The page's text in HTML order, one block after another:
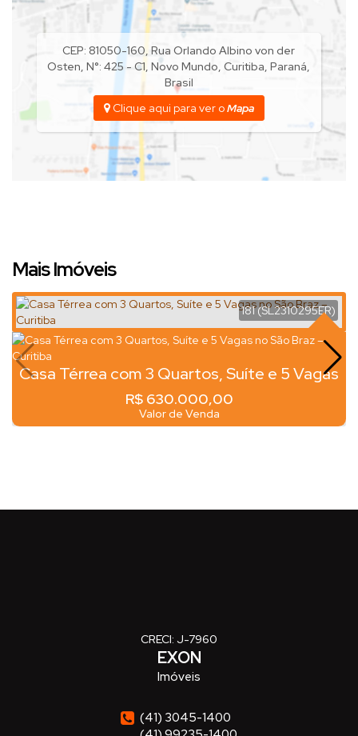
CEP: 81050-160,Rua Orlando Albino von der
Osten,N°: 425 - C1,Novo Mundo,Curitiba,Paraná,
Brasil
Clique aqui para ver oMapa
Mais Imóveis
Casa Térrea com 3 Quartos, Suíte e 5 Vagas
no São Braz – Curitiba
R$630.000,00
Valor de Venda
181(SL2310295ER)
CRECI: J-7960
EXON
Imóveis
(41) 3045-1400